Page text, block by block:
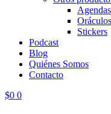
Agendas
Oráculos
Stickers
Podcast
Blog
Quiénes Somos
Contacto
$0 0